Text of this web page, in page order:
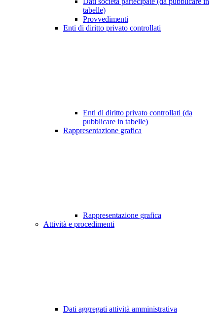
tabelle)
Provvedimenti
Enti di diritto privato controllati
Enti di diritto privato controllati (da
pubblicare in tabelle)
Rappresentazione grafica
Rappresentazione grafica
Attività e procedimenti
Dati aggregati attività amministrativa